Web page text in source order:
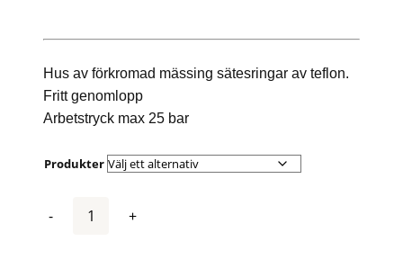
Hus av förkromad mässing sätesringar av teflon.
Fritt genomlopp
Arbetstryck max 25 bar
Produkter